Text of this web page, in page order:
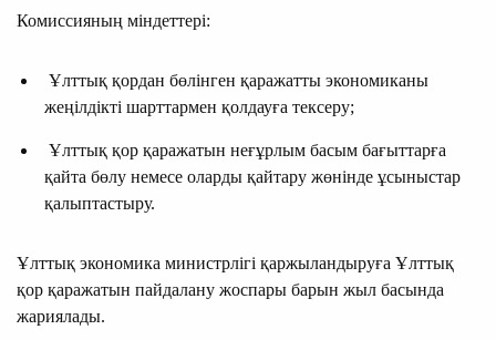
Комиссияның міндеттері:
Ұлттық қордан бөлінген қаражатты экономиканы
жеңілдікті шарттармен қолдауға тексеру;
Ұлттық қор қаражатын неғұрлым басым бағыттарға
қайта бөлу немесе оларды қайтару жөнінде ұсыныстар
қалыптастыру.
Ұлттық экономика министрлігі қаржыландыруға Ұлттық
қор қаражатын пайдалану жоспары барын жыл басында
жариялады.